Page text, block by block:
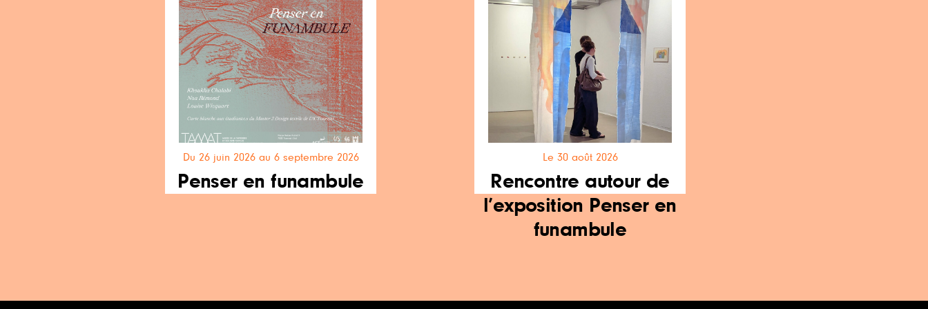
Du 26 juin 2026 au 6 septembre 2026
Penser en funambule
Le 30 août 2026
Rencontre autour de
l’exposition Penser en
funambule